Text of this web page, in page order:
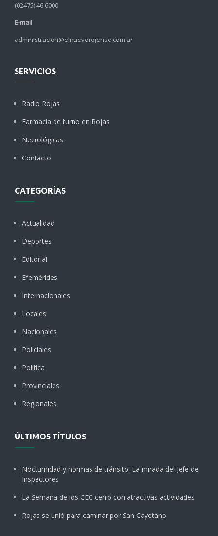
(02475) 46 6000
E-mail
administracion@elnuevorojense.com.ar
SERVICIOS
Radio Rojas
Farmacia de turno en Rojas
Necrológicas
Contacto
CATEGORÍAS
Actualidad
Deportes
Editorial
Efemérides
Internacionales
Locales
Nacionales
Policiales
Política
Provinciales
Regionales
ÚLTIMOS TÍTULOS
Nocturnidad y normas de tránsito: La mirada del Jefe de
Inspectores
La Semana de los CEC cerró con atractivas actividades
Rojas se unió para caminar por San Cayetano